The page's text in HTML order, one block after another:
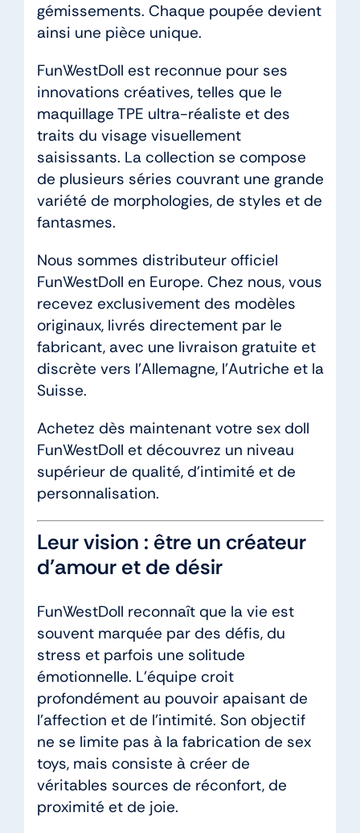
gémissements. Chaque poupée devient
ainsi une pièce unique.
FunWestDoll est reconnue pour ses
innovations créatives, telles que le
maquillage TPE ultra-réaliste et des
traits du visage visuellement
saisissants. La collection se compose
de plusieurs séries couvrant une grande
variété de morphologies, de styles et de
fantasmes.
Nous sommes distributeur officiel
FunWestDoll en Europe. Chez nous, vous
recevez exclusivement des modèles
originaux, livrés directement par le
fabricant, avec une livraison gratuite et
discrète vers l’Allemagne, l’Autriche et la
Suisse.
Achetez dès maintenant votre sex doll
FunWestDoll et découvrez un niveau
supérieur de qualité, d’intimité et de
personnalisation.
Leur vision : être un créateur
d’amour et de désir
FunWestDoll reconnaît que la vie est
souvent marquée par des défis, du
stress et parfois une solitude
émotionnelle. L’équipe croit
profondément au pouvoir apaisant de
l’affection et de l’intimité. Son objectif
ne se limite pas à la fabrication de sex
toys, mais consiste à créer de
véritables sources de réconfort, de
proximité et de joie.